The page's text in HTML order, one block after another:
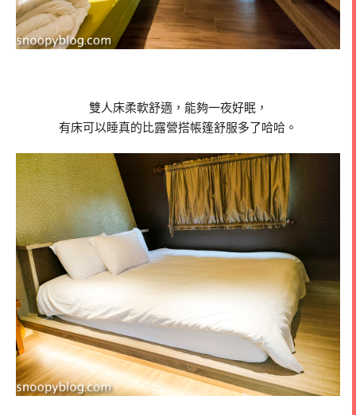
雙人床柔軟舒適，能夠一夜好眠，
有床可以睡真的比露營搭帳篷舒服多了哈哈。